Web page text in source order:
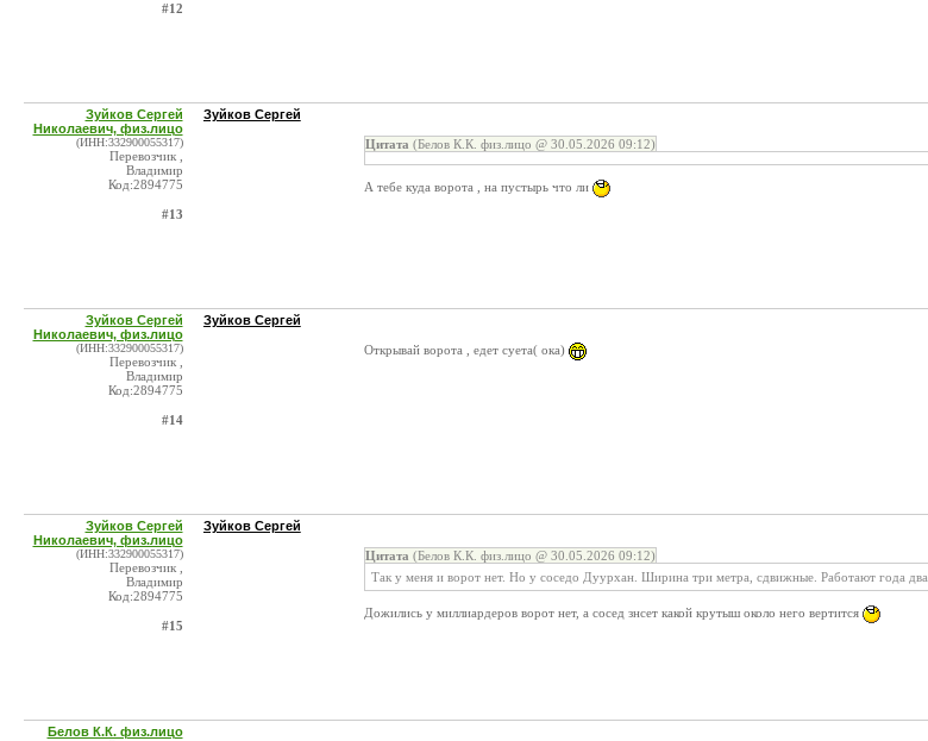
#12
Зуйков Сергей
Николаевич, физ.лицо
(ИНН:332900055317)
Перевозчик ,
Владимир
Код:2894775
#13
Зуйков Сергей
Цитата (Белов К.К. физ.лицо @ 30.05.2026 09:12)
А тебе куда ворота , на пустырь что ли
Зуйков Сергей
Николаевич, физ.лицо
(ИНН:332900055317)
Перевозчик ,
Владимир
Код:2894775
#14
Зуйков Сергей
Открывай ворота , едет суета( ока)
Зуйков Сергей
Николаевич, физ.лицо
(ИНН:332900055317)
Перевозчик ,
Владимир
Код:2894775
#15
Зуйков Сергей
Цитата (Белов К.К. физ.лицо @ 30.05.2026 09:12)
Так у меня и ворот нет. Но у соседо Дуурхан. Ширина три метра, сдвижные. Работают года два.
Дожились у миллиардеров ворот нет, а сосед знсет какой крутыш около него вертится
Белов К.К. физ.лицо